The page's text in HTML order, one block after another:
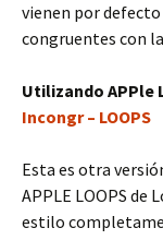
vienen por defecto
congruentes con
Utilizando APPle
Incongr – LOOPS
Esta es otra
APPLE LOOPS de
estilo